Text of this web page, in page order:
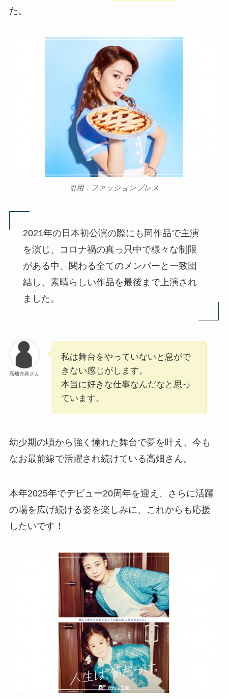
た。
引用：ファッションプレス
2021年の日本初公演の際にも同作品で主演
を演じ、コロナ禍の真っ只中で様々な制限
がある中、関わる全てのメンバーと一致団
結し、素晴らしい作品を最後まで上演され
ました。
高畑充希さん
私は舞台をやっていないと息がで
きない感じがします。
本当に好きな仕事なんだなと思っ
ています。
幼少期の頃から強く憧れた舞台で夢を叶え、今も
なお最前線で活躍され続けている高畑さん。
本年2025年でデビュー20周年を迎え、さらに活躍
の場を広げ続ける姿を楽しみに、これからも応援
したいです！